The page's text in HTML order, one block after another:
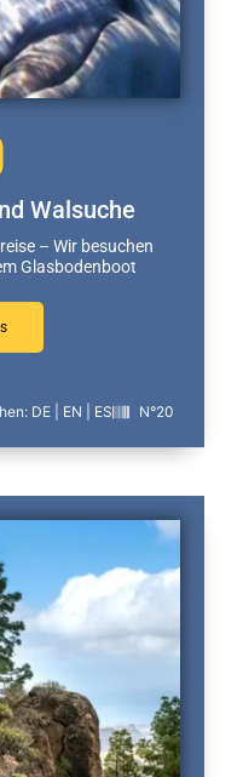
Walsuche
– Wir besuchen
Glasbodenboot
DE | EN | ES N°20